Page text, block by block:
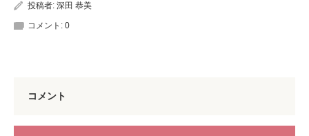
投稿者: 深田 恭美
コメント: 0
コメント